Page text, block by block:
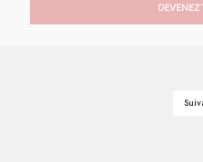
DEVENEZ